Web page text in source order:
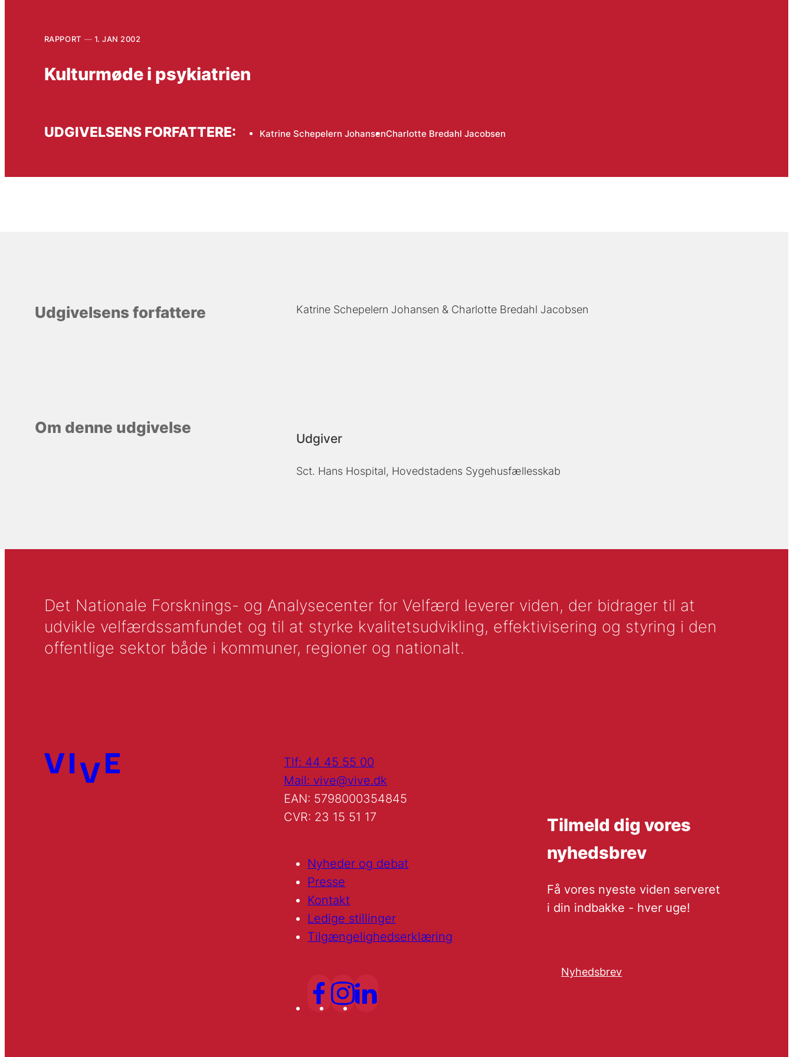
RAPPORT 1. JAN 2002
Kulturmøde i psykiatrien
UDGIVELSENS FORFATTERE: Katrine Schepelern JohansenCharlotte Bredahl Jacobsen
Udgivelsens forfattere Katrine Schepelern Johansen Charlotte Bredahl Jacobsen
Om denne udgivelse
Udgiver
Sct. Hans Hospital, Hovedstadens Sygehusfællesskab
Det Nationale Forsknings- og Analysecenter for Velfærd leverer viden, der bidrager til at
udvikle velfærdssamfundet og til at styrke kvalitetsudvikling, effektivisering og styring i den
offentlige sektor både i kommuner, regioner og nationalt.
Tlf: 44 45 55 00
Mail: vive@vive.dk
EAN: 5798000354845
CVR: 23 15 51 17
Nyheder og debat
Presse
Kontakt
Ledige stillinger
Tilgængelighedserklæring
Tilmeld dig vores
nyhedsbrev
Få vores nyeste viden serveret
i din indbakke - hver uge!
Nyhedsbrev